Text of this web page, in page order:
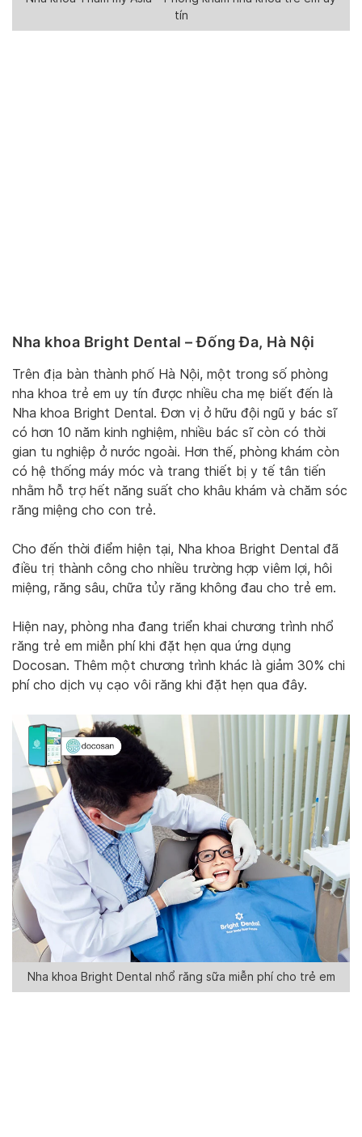
tín
Nha khoa Bright Dental – Đống Đa, Hà Nội
Trên địa bàn thành phố Hà Nội, một trong số phòng
nha khoa trẻ em uy tín được nhiều cha mẹ biết đến là
Nha khoa Bright Dental. Đơn vị ở hữu đội ngũ y bác sĩ
có hơn 10 năm kinh nghiệm, nhiều bác sĩ còn có thời
gian tu nghiệp ở nước ngoài. Hơn thế, phòng khám còn
có hệ thống máy móc và trang thiết bị y tế tân tiến
nhằm hỗ trợ hết năng suất cho khâu khám và chăm sóc
răng miệng cho con trẻ.
Cho đến thời điểm hiện tại, Nha khoa Bright Dental đã
điều trị thành công cho nhiều trường hợp viêm lợi, hôi
miệng, răng sâu, chữa tủy răng không đau cho trẻ em.
Hiện nay, phòng nha đang triển khai chương trình nhổ
răng trẻ em miễn phí khi đặt hẹn qua ứng dụng
Docosan. Thêm một chương trình khác là giảm 30% chi
phí cho dịch vụ cạo vôi răng khi đặt hẹn qua đây.
Nha khoa Bright Dental nhổ răng sữa miễn phí cho trẻ em